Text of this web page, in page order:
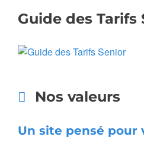
Guide des Tarifs
Nos valeurs
Un site pensé pour